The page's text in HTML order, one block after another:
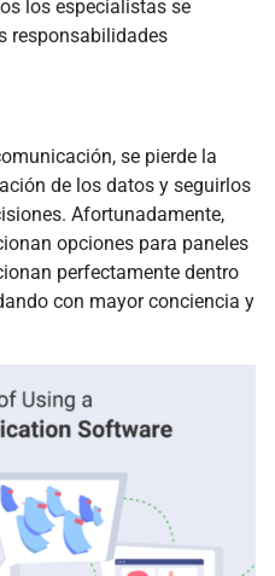
los especialistas se
responsabilidades
se pierde la
de los datos y seguirlos
Afortunadamente,
opciones para paneles
perfectamente dentro
con mayor conciencia y